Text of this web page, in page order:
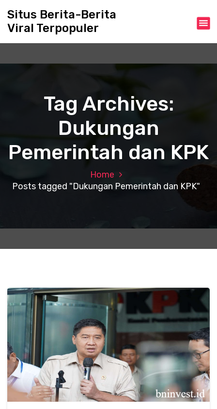
Situs Berita-Berita
Viral Terpopuler
Tag Archives:
Dukungan
Pemerintah dan KPK
Home
Posts tagged "Dukungan Pemerintah dan KPK"